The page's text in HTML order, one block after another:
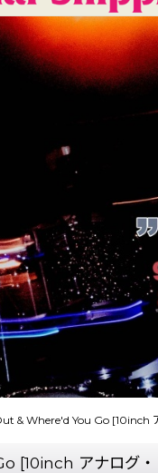
Where'd You Go [10inch ア
アナログ・レ